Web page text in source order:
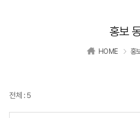
홍보
HOME 홍
전체 : 5